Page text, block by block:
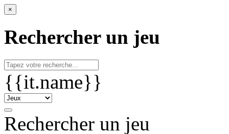
×
Rechercher un jeu
{{it.name}}
Rechercher un jeu